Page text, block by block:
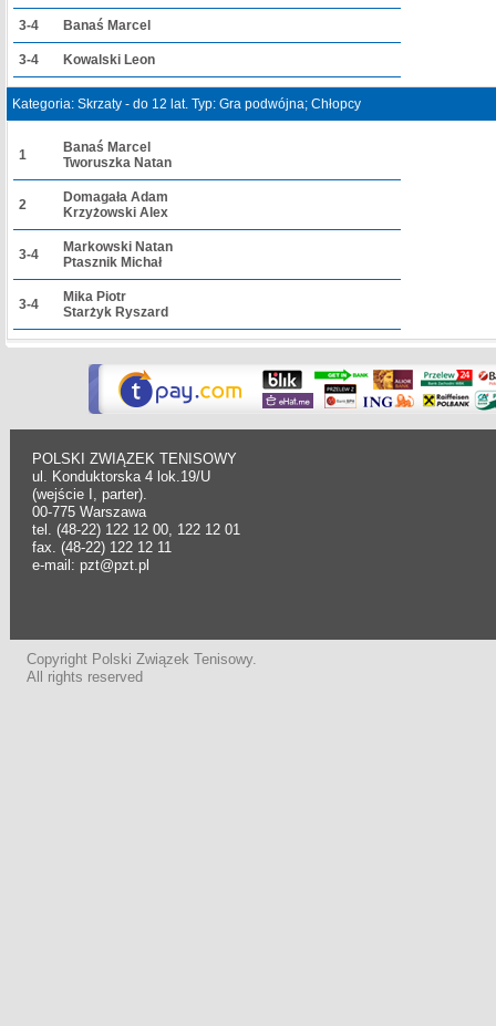
3-4 Banaś Marcel
3-4 Kowalski Leon
Kategoria: Skrzaty - do 12 lat. Typ: Gra podwójna; Chłopcy
1
Banaś Marcel
Tworuszka Natan
2
Domagała Adam
Krzyżowski Alex
3-4
Markowski Natan
Ptasznik Michał
3-4
Mika Piotr
Starżyk Ryszard
POLSKI ZWIĄZEK TENISOWY
ul. Konduktorska 4 lok.19/U
(wejście I, parter).
00-775 Warszawa
tel. (48-22) 122 12 00, 122 12 01
fax. (48-22) 122 12 11
e-mail: pzt@pzt.pl
Copyright Polski Związek Tenisowy.
All rights reserved